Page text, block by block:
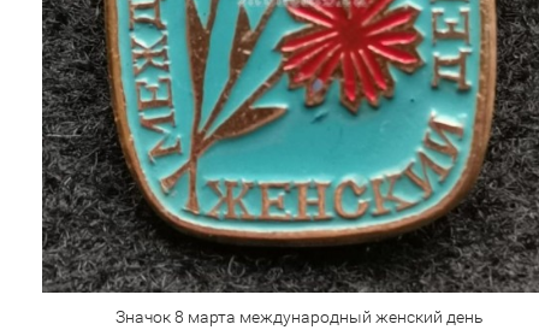
Значок 8 марта международный женский день